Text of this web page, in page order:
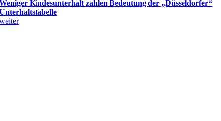
Weniger Kindesunterhalt zahlen Bedeutung der „Düsseldorfer“
Unterhaltstabelle
weiter